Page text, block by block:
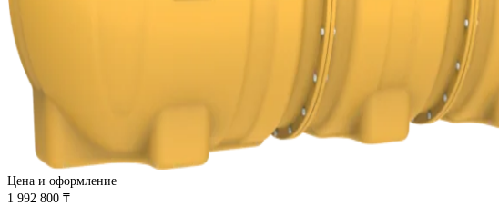
Цена и оформление
1 992 800 ₸